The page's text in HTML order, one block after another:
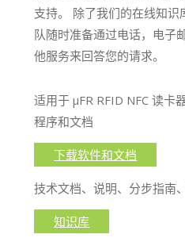
支持。 除了我们的在线知
队随时准备通过电话，电子
他服务来回答您的请求。
适用于 μFR RFID NFC 读卡
程序和文档
下载软件和文档
技术文档、说明、分步指南
知识库